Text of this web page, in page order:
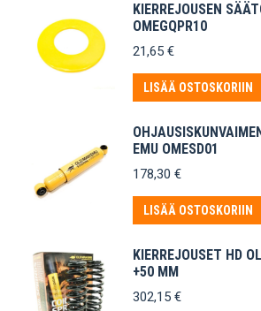
KIERREJOUSEN
OMEGQPR10
21,65 €
LISÄÄ OSTOSKORIIN
EMU OMESD01
178,30 €
LISÄÄ OSTOSKORIIN
KIERREJOUSET HD
+50 MM
302,15 €